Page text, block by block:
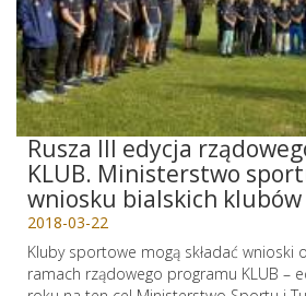
Rusza III edycja
KLUB. Ministerstwo
wniosku bialskich klubów
2018-03-22
Kluby sportowe mogą składać wnioski
ramach rządowego programu KLUB –